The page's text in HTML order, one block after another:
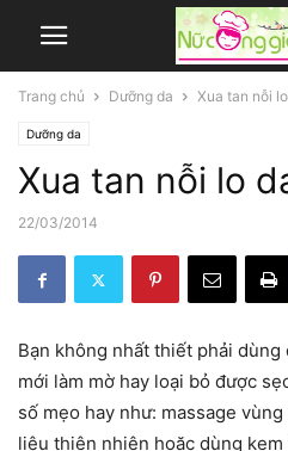
Trang chủ Dưỡng da Xua tan nỗi
Dưỡng da
Xua tan nỗi lo
22/03/2014
Bạn không nhất thiết phải dùng
mới làm mờ hay loại bỏ được
số mẹo hay như: massage
liệu thiên nhiên hoặc dùng